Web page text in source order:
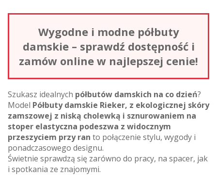
Wygodne i modne półbuty
damskie – sprawdź dostępność i
zamów online w najlepszej cenie!
Szukasz idealnych półbutów damskich na co dzień?
Model Półbuty damskie Rieker, z ekologicznej skóry
zamszowej z niską cholewką i sznurowaniem na
stoper elastyczna podeszwa z widocznym
przeszyciem przy ran to połączenie stylu, wygody i
ponadczasowego designu.
Świetnie sprawdzą się zarówno do pracy, na spacer, jak
i spotkania ze znajomymi.